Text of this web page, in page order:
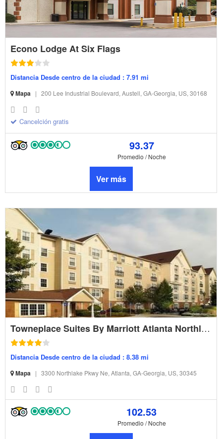
Econo Lodge At Six Flags
Distancia Desde centro de la ciudad : 7.91 mi
Mapa | 200 Lee Industrial Boulevard, Austell, GA-Georgia, US, 30168
Cancelción gratis
93.37
Promedio / Noche
Ver más
Towneplace Suites By Marriott Atlanta Northlake
Distancia Desde centro de la ciudad : 8.38 mi
Mapa | 3300 Northlake Pkwy Ne, Atlanta, GA-Georgia, US, 30345
102.53
Promedio / Noche